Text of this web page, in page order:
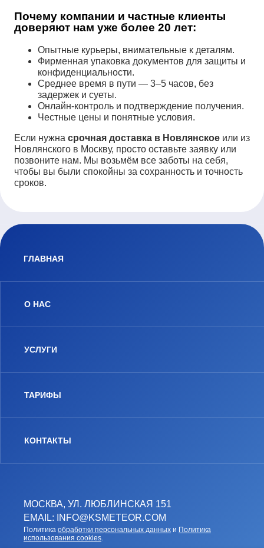
Почему компании и частные клиенты
доверяют нам уже более 20 лет:
Опытные курьеры, внимательные к деталям.
Фирменная упаковка документов для защиты и
конфиденциальности.
Среднее время в пути — 3–5 часов, без
задержек и суеты.
Онлайн-контроль и подтверждение получения.
Честные цены и понятные условия.
Если нужна срочная доставка в Новлянское или из
Новлянского в Москву, просто оставьте заявку или
позвоните нам. Мы возьмём все заботы на себя,
чтобы вы были спокойны за сохранность и точность
сроков.
МОСКВА, УЛ. ЛЮБЛИНСКАЯ 151
EMAIL: INFO@KSMETEOR.COM
Политика обработки персональных данных и Политика
использования cookies.
ГЛАВНАЯ
О НАС
УСЛУГИ
ТАРИФЫ
КОНТАКТЫ